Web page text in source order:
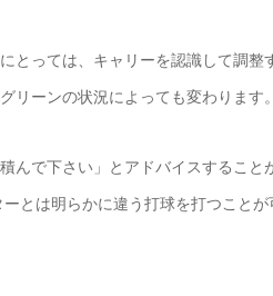
とっては、キャリーを認識して調
リーンの状況によっても変わります。
んで下さい」とアドバイスするこ
とは明らかに違う打球を打つこと